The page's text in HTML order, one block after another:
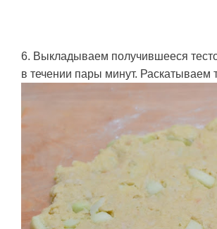
6. Выкладываем получившееся
в течении пары минут.